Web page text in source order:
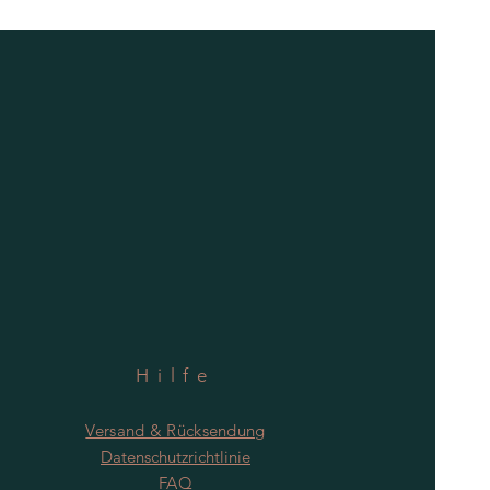
Hilfe
Versand & Rücksendung
Datenschutzrichtlinie
FAQ